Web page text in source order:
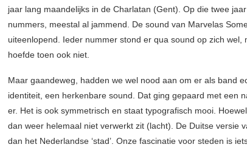
jaar lang maandelijks in de Charlatan (Gent). Op die twee
nummers, meestal al jammend. De sound van Marvelas
uiteenlopend. Ieder nummer stond er qua sound op zich wel,
hoefde toen ook niet.
Maar gaandeweg, hadden we wel nood aan om er als band
identiteit, een herkenbare sound. Dat ging gepaard met een
er. Het is ook symmetrisch en staat typografisch mooi.
dan weer helemaal niet verwerkt zit (lacht). De Duitse versie
dan het Nederlandse ‘stad’. Onze fascinatie voor steden is